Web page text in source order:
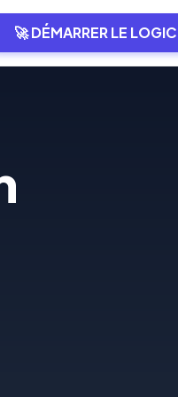
🚀 DÉMARRER LE